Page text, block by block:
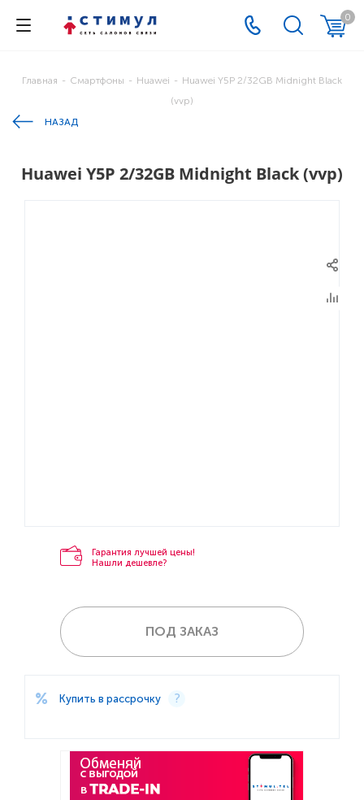
0
Главная - Смартфоны - Huawei - Huawei Y5P 2/32GB Midnight Black
(vvp)
НАЗАД
Huawei Y5P 2/32GB Midnight Black (vvp)
Гарантия лучшей цены!
Нашли дешевле?
ПОД ЗАКАЗ
Купить в рассрочку